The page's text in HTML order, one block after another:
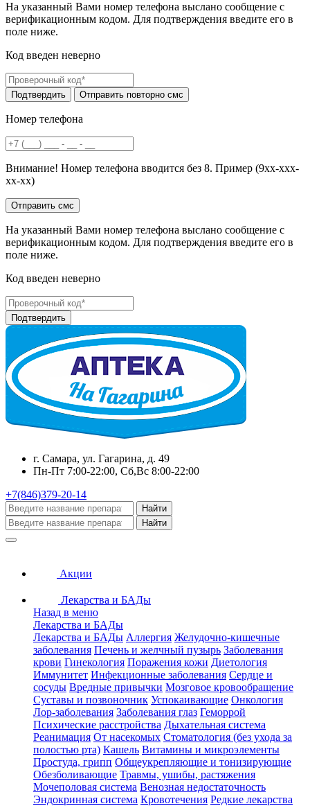
На указанный Вами номер телефона выслано сообщение с
верификационным кодом. Для подтверждения введите его в
поле ниже.
Код введен неверно
Номер телефона
Внимание! Номер телефона вводится без 8. Пример (9хх-ххх-
хх-хх)
На указанный Вами номер телефона выслано сообщение с
верификационным кодом. Для подтверждения введите его в
поле ниже.
Код введен неверно
г. Самара, ул. Гагарина, д. 49
Пн-Пт 7:00-22:00, Сб,Вс 8:00-22:00
+7(846)379-20-14
Найти
Найти
Акции
Лекарства и БАДы
Назад в меню
Лекарства и БАДы
Лекарства и БАДы Аллергия Желудочно-кишечные
заболевания Печень и желчный пузырь Заболевания
крови Гинекология Поражения кожи Диетология
Иммунитет Инфекционные заболевания Сердце и
сосуды Вредные привычки Мозговое кровообращение
Суставы и позвоночник Успокаивающие Онкология
Лор-заболевания Заболевания глаз Геморрой
Психические расстройства Дыхательная система
Реанимация От насекомых Стоматология (без ухода за
полостью рта) Кашель Витамины и микроэлементы
Простуда, грипп Общеукрепляющие и тонизирующие
Обезболивающие Травмы, ушибы, растяжения
Мочеполовая система Венозная недостаточность
Эндокринная система Кровотечения Редкие лекарства